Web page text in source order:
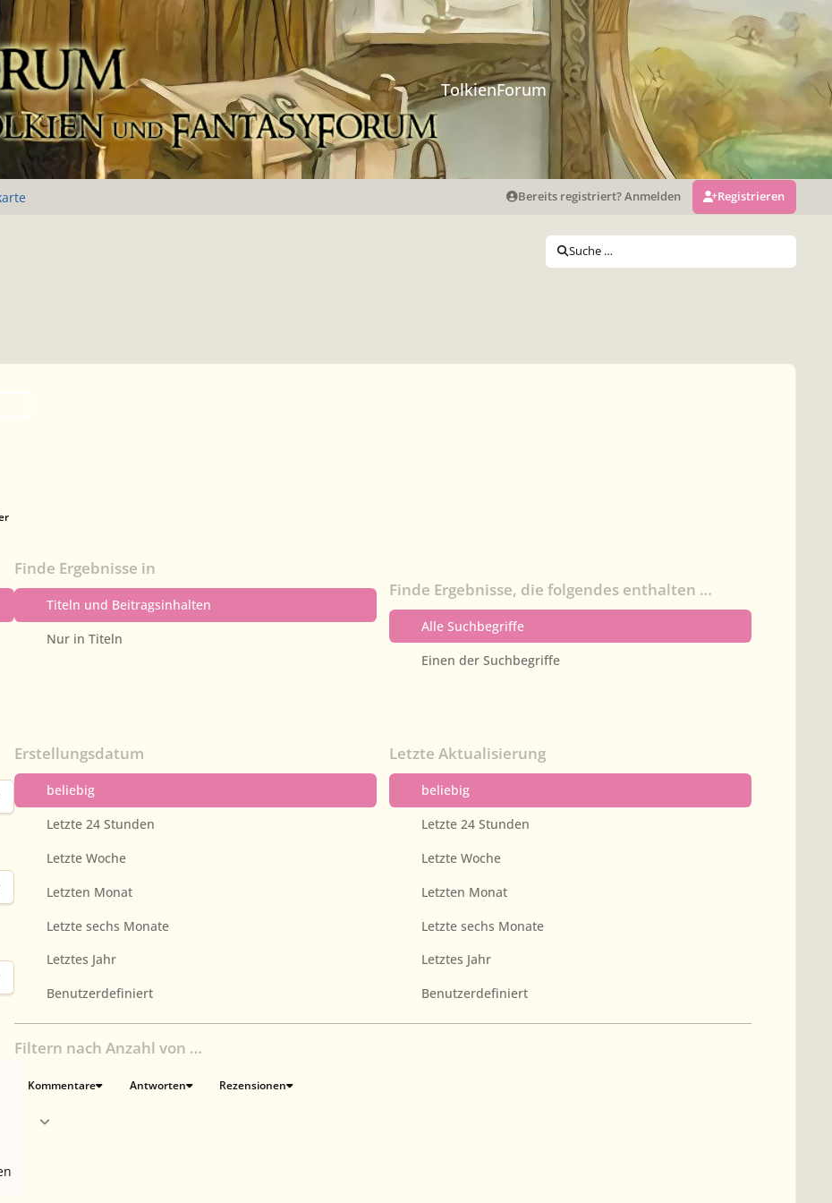
TolkienForum
Bereits registriert? Anmelden Registrieren
Suche …
Finde Ergebnisse in
Titeln und Beitragsinhalten
Nur in Titeln
Finde Ergebnisse, die folgendes enthalten …
Alle Suchbegriffe
Einen der Suchbegriffe
Erstellungsdatum
beliebig
Letzte 24 Stunden
Letzte Woche
Letzten Monat
Letzte sechs Monate
Letztes Jahr
Benutzerdefiniert
Letzte Aktualisierung
beliebig
Letzte 24 Stunden
Letzte Woche
Letzten Monat
Letzte sechs Monate
Letztes Jahr
Benutzerdefiniert
Filtern nach Anzahl von …
Kommentare Antworten Rezensionen